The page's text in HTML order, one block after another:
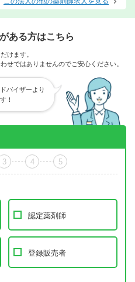
ある方はこちら
けます。
せではありませんのでご安心ください。
バイザーより
！
3 4 5
認定薬剤師
登録販売者